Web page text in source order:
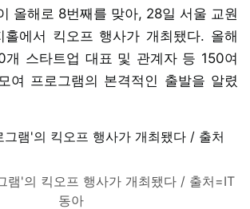
올해로 8번째를 맞아, 28일 서울 교원
홀에서 킥오프 행사가 개최됐다. 올해
개 스타트업 대표 및 관계자 등 150여
여 프로그램의 본격적인 출발을 알렸
램'의 킥오프 행사가 개최됐다 / 출처=IT
동아